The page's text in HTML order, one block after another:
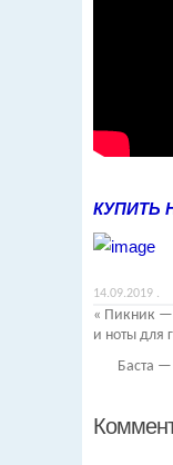
КУПИТЬ
14.09.2019 .
« Пикник —
и ноты для
Баста